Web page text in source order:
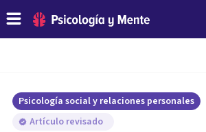
Psicología social y relaciones personales
Artículo revisado